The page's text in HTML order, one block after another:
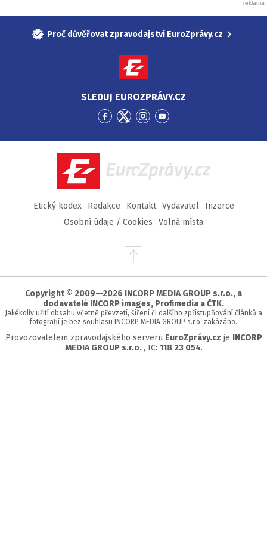
Proč důvěřovat zpravodajství EuroZprávy.cz
SLEDUJ EUROZPRÁVY.CZ
Přejít
Facebook
Přejít
Twitter
Přejít
Instagram
Přejít
YouTube
EuroZprávy.cz
Etický kodex Redakce Kontakt Vydavatel
Inzerce
Osobní údaje / Cookies
Volná místa
Přejít
stránky
Copyright © 2009—2026 INCORP MEDIA GROUP s.r.o., a
dodavatelé INCORP images, Profimedia a ČTK.
Jakékoliv užití obsahu včetně převzetí, šíření či dalšího zpřístupňování článků a
fotografií je bez souhlasu INCORP MEDIA GROUP s.r.o. zakázáno.
Provozovatelem zpravodajského serveru EuroZprávy.cz je INCORP
MEDIA GROUP s.r.o. , IC: 118 23 054.